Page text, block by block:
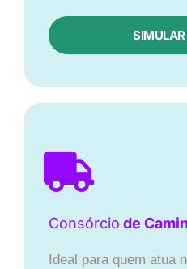
Consórcio de
Ideal para quem atua